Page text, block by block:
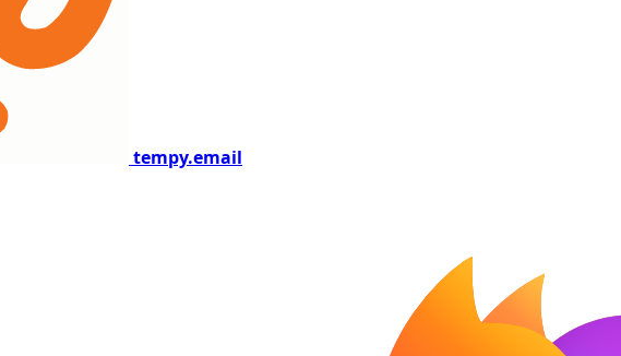
tempy.email